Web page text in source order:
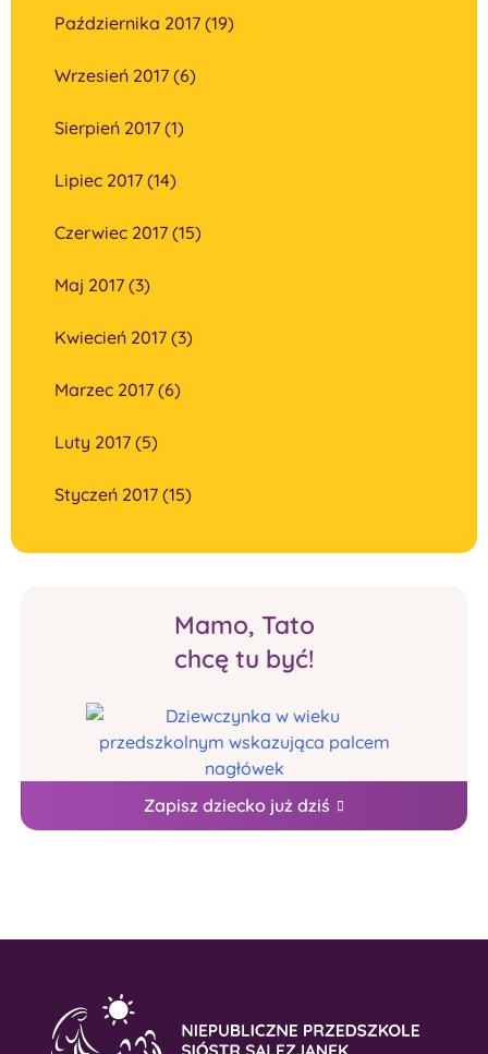
Października 2017 (19)
Wrzesień 2017 (6)
Sierpień 2017 (1)
Lipiec 2017 (14)
Czerwiec 2017 (15)
Maj 2017 (3)
Kwiecień 2017 (3)
Marzec 2017 (6)
Luty 2017 (5)
Styczeń 2017 (15)
Mamo, Tato
chcę tu być!
Zapisz dziecko już dziś